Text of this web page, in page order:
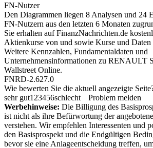
FN-Nutzer
Den Diagrammen liegen 8 Analysen und 24
FN-Nutzern aus den letzten 6 Monaten
Sie erhalten auf FinanzNachrichten.de
Aktienkurse von und sowie Kurse und Daten
Weitere Kennzahlen, Fundamentaldaten und
Unternehmensinformationen zu RENAULT
Wallstreet Online.
FNRD-2.627.0
Wie bewerten Sie die aktuell angezeigte
sehr gut1 23456schlecht
Problem melden
Werbehinweise: Die Billigung des
ist nicht als ihre Befürwortung der
verstehen. Wir empfehlen Interessenten und
den Basisprospekt und die Endgültigen
bevor sie eine Anlageentscheidung treffen,